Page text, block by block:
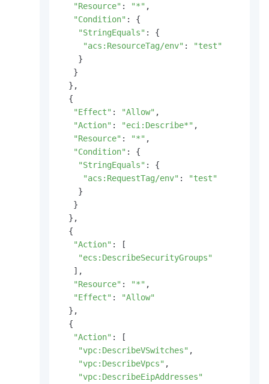
"Resource" : "*" ,
"Condition" : {
"StringEquals" : {
"acs:ResourceTag/env" :
"test"
    }
   }
  },
  {
"Effect" : "Allow" ,
"Action" : "eci:Describe*" ,
"Resource" : "*" ,
"Condition" : {
"StringEquals" : {
"acs:RequestTag/env" :
"test"
    }
   }
  },
  {
"Action" : [
"ecs:DescribeSecurityGroups"
   ],
"Resource" : "*" ,
"Effect" :
"Allow"
  },
  {
"Action" : [
"vpc:DescribeVSwitches" ,
"vpc:DescribeVpcs" ,
"vpc:DescribeEipAddresses"